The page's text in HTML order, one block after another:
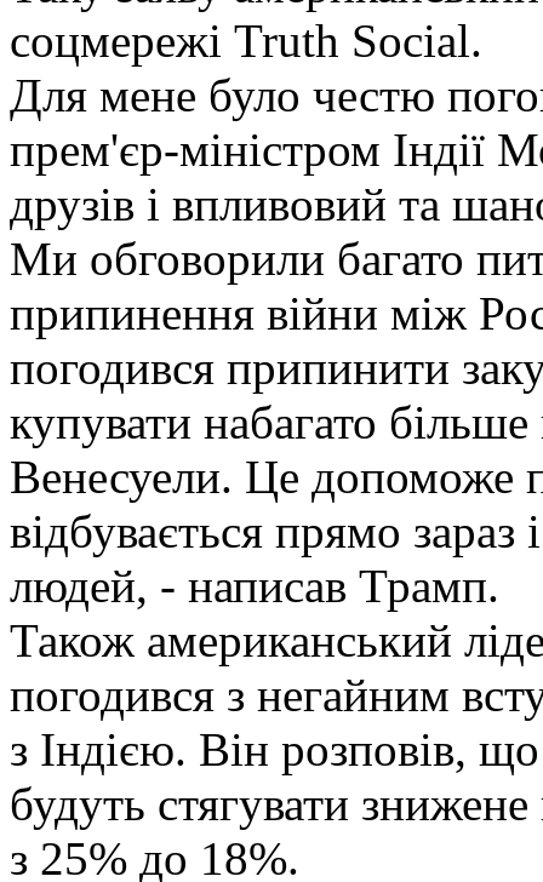
соцмережі Truth Social.
Для мене було честю
прем'єр-міністром Індії
друзів і впливовий та
Ми обговорили багато
припинення війни між
погодився припинити
купувати набагато
Венесуели. Це допоможе
відбувається прямо
людей, - написав Трамп.
Також американський
погодився з негайним
з Індією. Він розповів,
будуть стягувати
з 25% до 18%.